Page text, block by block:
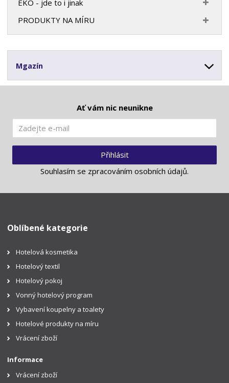
EKO - jde to i jinak
PRODUKTY NA MÍRU
Mgazín
Ať vám nic neunikne
Přihlásit
Souhlasím se zpracováním osobních údajů.
Oblíbené kategorie
Hotelová kosmetika
Hotelový textil
Hotelový pokoj
Vonný hotelový program
Vybavení koupelny a toalety
Hotelové produkty na míru
Vrácení zboží
Informace
Vrácení zboží